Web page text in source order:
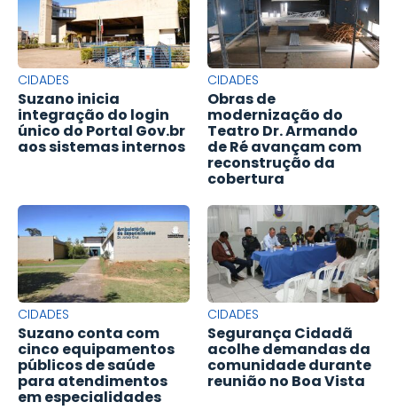
CIDADES
Suzano inicia
integração do login
único do Portal Gov.br
aos sistemas internos
CIDADES
Obras de
modernização do
Teatro Dr. Armando
de Ré avançam com
reconstrução da
cobertura
CIDADES
Suzano conta com
cinco equipamentos
públicos de saúde
para atendimentos
em especialidades
CIDADES
Segurança Cidadã
acolhe demandas da
comunidade durante
reunião no Boa Vista